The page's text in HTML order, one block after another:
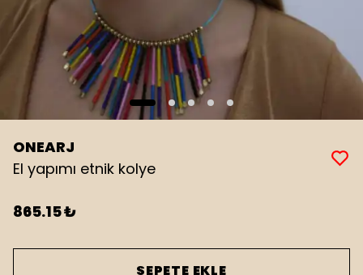
ONEARJ
El yapımı etnik kolye
865.15 ₺
SEPETE EKLE